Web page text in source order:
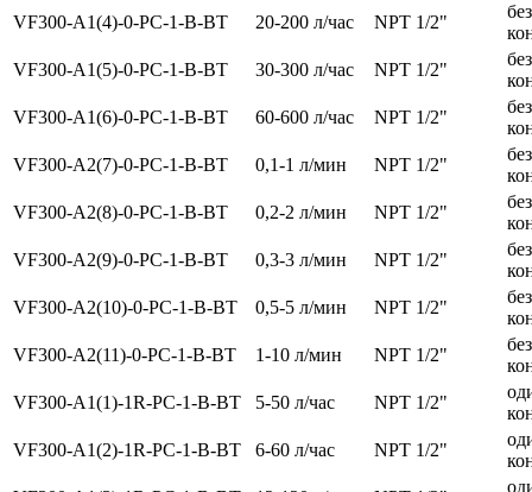
VF300-A1(4)-0-PC-1-B-BT
20-200 л/час NPT 1/2"
без
VF300-A1(5)-0-PC-1-B-BT
30-300 л/час NPT 1/2"
без
VF300-A1(6)-0-PC-1-B-BT
60-600 л/час NPT 1/2"
без
VF300-A2(7)-0-PC-1-B-BT
0,1-1 л/мин NPT 1/2"
без
VF300-A2(8)-0-PC-1-B-BT
0,2-2 л/мин NPT 1/2"
без
VF300-A2(9)-0-PC-1-B-BT
0,3-3 л/мин NPT 1/2"
без
VF300-A2(10)-0-PC-1-B-BT
0,5-5 л/мин NPT 1/2"
без
VF300-A2(11)-0-PC-1-B-BT
1-10 л/мин NPT 1/2"
без
VF300-A1(1)-1R-PC-1-B-BT
5-50 л/час NPT 1/2"
VF300-A1(2)-1R-PC-1-B-BT
6-60 л/час NPT 1/2"